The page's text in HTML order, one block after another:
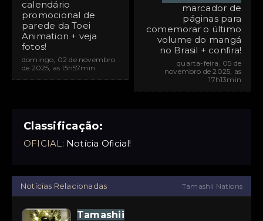
calendário
promocional de
parede da Toei
Animation + veja
fotos!
domingo, 02 de novembro
de 2025, as 15h57min
marcador de
páginas para
comemorar o último
volume do mangá
no Brasil + confira!
quarta-feira, 05 de
novembro de 2025, as
17h13min
Classificação:
OFICIAL: Notícia Oficial!
Notícias Relacionadas Tamashii Nations
Tamashii